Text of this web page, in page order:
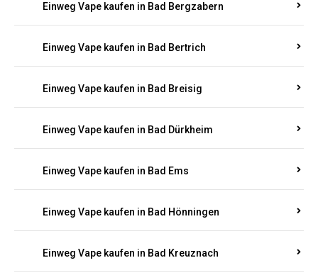
Einweg Vape kaufen in Bad Bergzabern
Einweg Vape kaufen in Bad Bertrich
Einweg Vape kaufen in Bad Breisig
Einweg Vape kaufen in Bad Dürkheim
Einweg Vape kaufen in Bad Ems
Einweg Vape kaufen in Bad Hönningen
Einweg Vape kaufen in Bad Kreuznach